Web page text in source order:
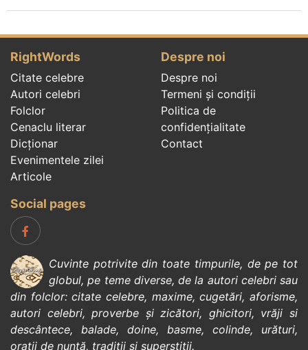
RightWords
Citate celebre
Autori celebri
Folclor
Cenaclu literar
Dicționar
Evenimentele zilei
Articole
Despre noi
Despre noi
Termeni și condiții
Politica de
confidenţialitate
Contact
Social pages
Cuvinte potrivite din toate timpurile, de pe tot
globul, pe teme diverse, de la autori celebrisau
din folclor:citate celebre, maxime,cugetări,aforisme,
autori celebri,proverbe și zicători, ghicitori, vrăji si
descântece, balade, doine, basme, colinde, urături,
orații de nuntă, tradiții și superstiții.